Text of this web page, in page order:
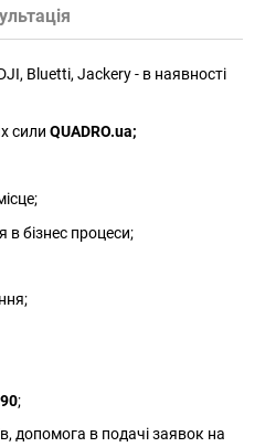
Bluetti, Jackery - в наявності
сили QUADRO.ua;
в бізнес процеси;
;
допомога в подачі заявок на